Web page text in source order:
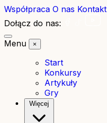
Współpraca O nas Kontakt
Dołącz do nas:
Menu
×
Start
Konkursy
Artykuły
Gry
Więcej